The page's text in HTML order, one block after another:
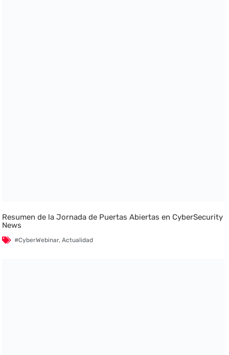
Resumen de la Jornada de Puertas Abiertas en CyberSecurity
News
#CyberWebinar,Actualidad